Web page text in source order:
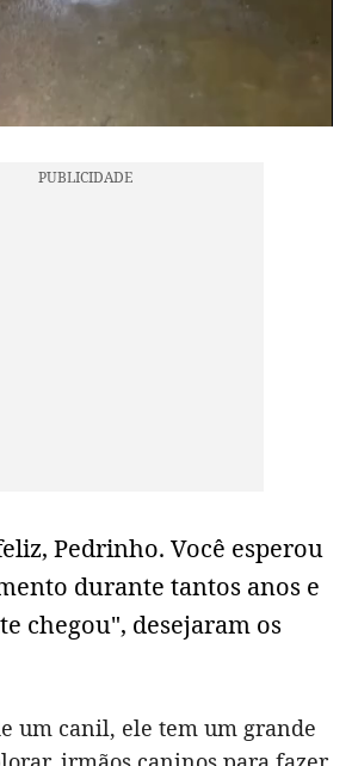
Pedrinho. Você esperou
durante tantos anos e
chegou", desejaram os
um canil, ele tem um grande